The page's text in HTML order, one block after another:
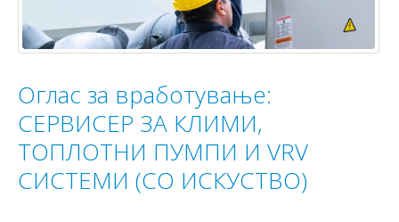
Оглас за вработување:
СЕРВИСЕР ЗА КЛИМИ,
ТОПЛОТНИ ПУМПИ И VRV
СИСТЕМИ (СО ИСКУСТВО)